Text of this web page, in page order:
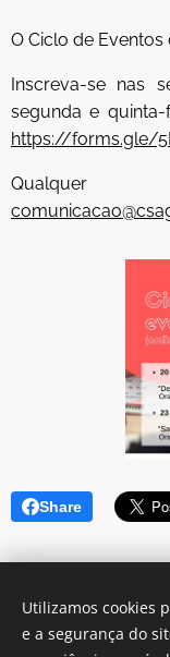
O Ciclo de Eventos
Inscreva-se nas
segunda e quinta-
https://forms.gle/
Share
Utilizamos cookies
e a segurança do